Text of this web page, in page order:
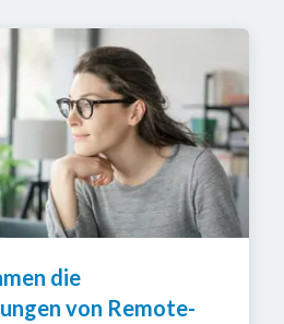
die
von Remote-